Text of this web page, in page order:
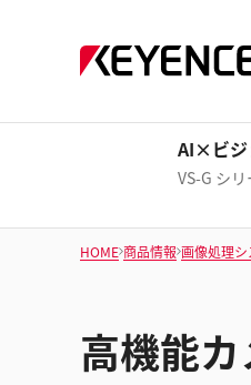
AI×ビジ
VS-G シリ
HOME 商品情報 画像処理
高機能